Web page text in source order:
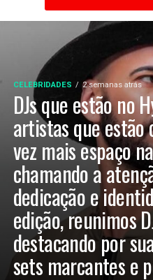
CELEBRIDADES 2 semanas atrás
DJs que estão no
artistas que estão
vez mais espaço
chamando a
dedicação e
edição, reunimos
destacando por
sets marcantes e